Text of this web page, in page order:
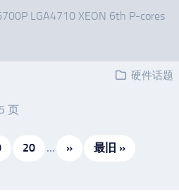
LGA4710 XEON 6th P-cores
硬件话题
页
20 ... » 最旧 »